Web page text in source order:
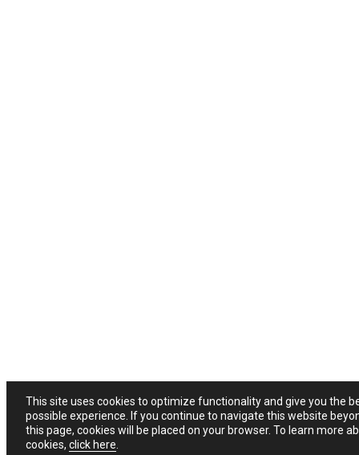
This site uses cookies to optimize functionality and give you the
possible experience. If you continue to navigate this website
this page, cookies will be placed on your browser. To learn more
cookies, click here